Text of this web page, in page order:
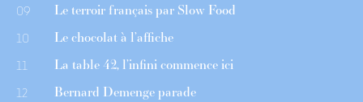
09 Le terroir français par Slow Food
10 Le chocolat à l’affiche
11 La table 42, l’infini commence ici
12 Bernard Demenge parade